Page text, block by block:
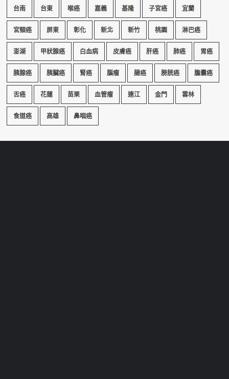
台南 台東 喉癌 嘉義 基隆 子宮癌 宜蘭
宮頸癌 屏東 彰化 新北 新竹 桃園 淋巴癌
澎湖 甲狀腺癌 白血病 皮膚癌 肝癌 肺癌 胃癌
胰腺癌 胰臟癌 腎癌 腦瘤 腸癌 膀胱癌 膽囊癌
舌癌 花蓮 苗栗 血管瘤 連江 金門 雲林
食道癌 高雄 鼻咽癌